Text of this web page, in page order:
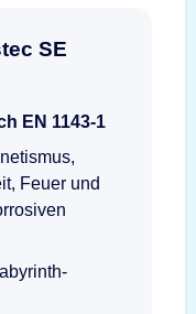
SE
EN 1143-1
Feuer und